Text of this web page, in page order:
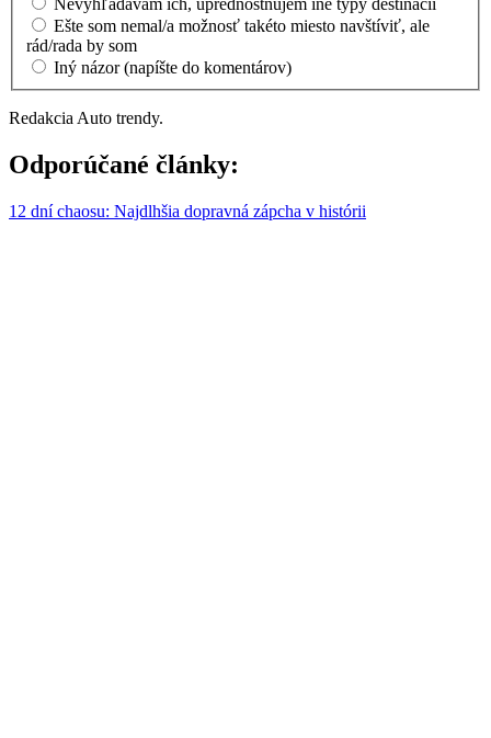
Ešte som nemal/a možnosť takéto miesto navštíviť, ale
rád/rada by som
Iný názor (napíšte do komentárov)
Redakcia Auto trendy.
Odporúčané články:
12 dní chaosu: Najdlhšia dopravná zápcha v histórii